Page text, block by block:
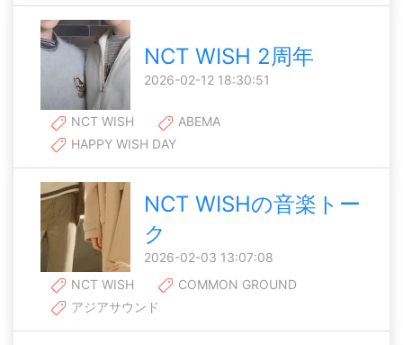
NCT WISH 2周年
2026-02-12 18:30:51
NCT WISH
ABEMA
HAPPY WISH DAY
NCT WISHの音楽トー
ク
2026-02-03 13:07:08
NCT WISH
COMMON GROUND
アジアサウンド